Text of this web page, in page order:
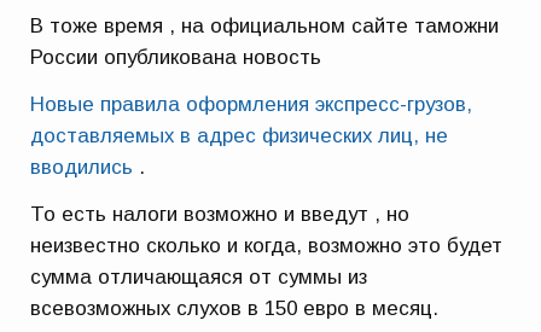
В тоже время , на официальном сайте таможни
России опубликована новость
Новые правила оформления экспресс-грузов,
доставляемых в адрес физических лиц, не
вводились .
То есть налоги возможно и введут , но
неизвестно сколько и когда, возможно это будет
сумма отличающаяся от суммы из
всевозможных слухов в 150 евро в месяц.